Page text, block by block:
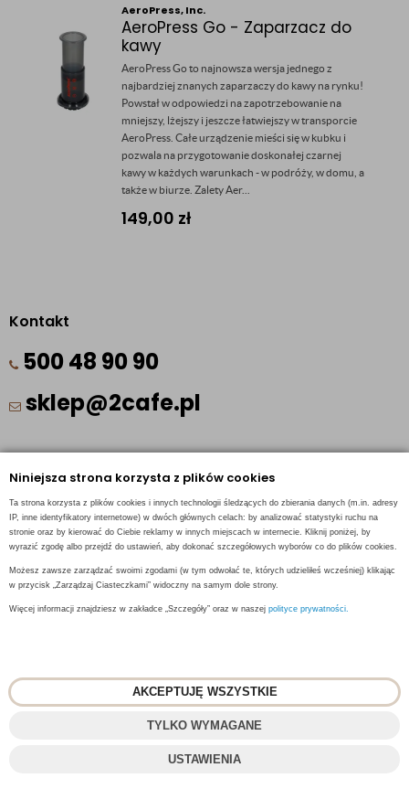
Niniejsza strona korzysta z plików cookies
Ta strona korzysta z plików cookies i innych technologii śledzących do zbierania danych (m.in. adresy
IP, inne identyfikatory internetowe) w dwóch głównych celach: by analizować statystyki ruchu na
stronie oraz by kierować do Ciebie reklamy w innych miejscach w internecie. Kliknij poniżej, by
wyrazić zgodę albo przejdź do ustawień, aby dokonać szczegółowych wyborów co do plików cookies.
Możesz zawsze zarządzać swoimi zgodami (w tym odwołać te, których udzieliłeś wcześniej) klikając
w przycisk „Zarządzaj Ciasteczkami” widoczny na samym dole strony.
Więcej informacji znajdziesz w zakładce „Szczegóły” oraz w naszej polityce prywatności.
AKCEPTUJĘ WSZYSTKIE
TYLKO WYMAGANE
USTAWIENIA
AeroPress, Inc.
AeroPress Go - Zaparzacz do
kawy
AeroPress Go to najnowsza wersja jednego z
najbardziej znanych zaparzaczy do kawy na rynku!
Powstał w odpowiedzi na zapotrzebowanie na
mniejszy, lżejszy i jeszcze łatwiejszy w transporcie
AeroPress. Całe urządzenie mieści się w kubku i
pozwala na przygotowanie doskonałej czarnej
kawy w każdych warunkach - w podróży, w domu, a
także w biurze. Zalety Aer...
149,00 zł
Kontakt
500 48 90 90
sklep@2cafe.pl
Facebook
Pinterest